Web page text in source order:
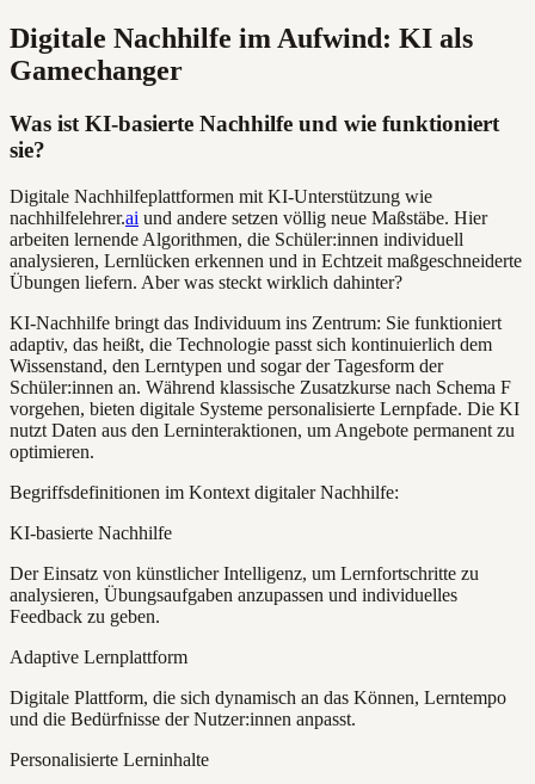
Digitale Nachhilfe im Aufwind: KI als
Gamechanger
Was ist KI-basierte Nachhilfe und wie funktioniert
sie?
Digitale Nachhilfeplattformen mit KI-Unterstützung wie
nachhilfelehrer.ai und andere setzen völlig neue Maßstäbe. Hier
arbeiten lernende Algorithmen, die Schüler:innen individuell
analysieren, Lernlücken erkennen und in Echtzeit maßgeschneiderte
Übungen liefern. Aber was steckt wirklich dahinter?
KI-Nachhilfe bringt das Individuum ins Zentrum: Sie funktioniert
adaptiv, das heißt, die Technologie passt sich kontinuierlich dem
Wissenstand, den Lerntypen und sogar der Tagesform der
Schüler:innen an. Während klassische Zusatzkurse nach Schema F
vorgehen, bieten digitale Systeme personalisierte Lernpfade. Die KI
nutzt Daten aus den Lerninteraktionen, um Angebote permanent zu
optimieren.
Begriffsdefinitionen im Kontext digitaler Nachhilfe:
KI-basierte Nachhilfe
Der Einsatz von künstlicher Intelligenz, um Lernfortschritte zu
analysieren, Übungsaufgaben anzupassen und individuelles
Feedback zu geben.
Adaptive Lernplattform
Digitale Plattform, die sich dynamisch an das Können, Lerntempo
und die Bedürfnisse der Nutzer:innen anpasst.
Personalisierte Lerninhalte